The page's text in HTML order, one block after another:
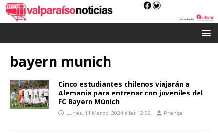
bayern munich
Cinco estudiantes chilenos viajarán a
Alemania para entrenar con juveniles del
FC Bayern Múnich
Lunes, 11 Marzo, 2024 a las 12:56 Prensa